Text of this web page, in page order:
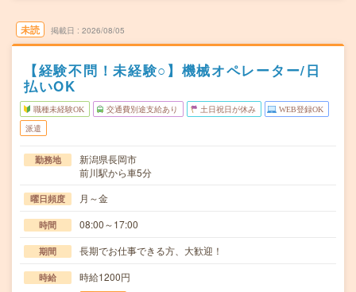
未読 掲載日 2026/08/05
【経験不問！未経験○】機械オペレーター/日
払いOK
職種未経験OK 交通費別途支給あり 土日祝日が休み WEB登録OK
派遣
勤務地
新潟県長岡市
前川駅から車5分
曜日頻度 月～金
時間 08:00～17:00
期間 長期でお仕事できる方、大歓迎！
時給 時給1200円